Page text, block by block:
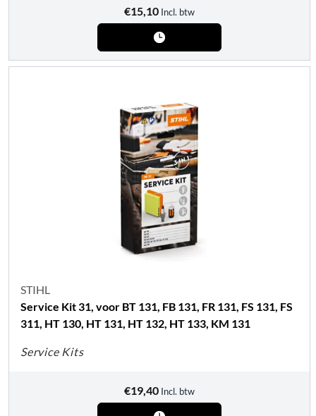
€15,10 Incl. btw
STIHL
Service Kit 31, voor BT 131, FB 131, FR 131, FS 131, FS
311, HT 130, HT 131, HT 132, HT 133, KM 131
Service Kits
€19,40 Incl. btw